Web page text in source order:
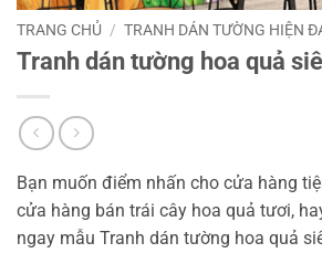
TRANG CHỦ / TRANH DÁN TƯỜNG HIỆN
Tranh dán tường hoa quả
Bạn muốn điểm nhấn cho cửa hàng
cửa hàng bán trái cây hoa quả tươi,
ngay mẫu Tranh dán tường hoa quả